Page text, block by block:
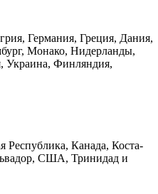
Германия, Греция, Дания,
Монако, Нидерланды,
Украина, Финляндия,
Республика, Канада, Коста-
США, Тринидад и